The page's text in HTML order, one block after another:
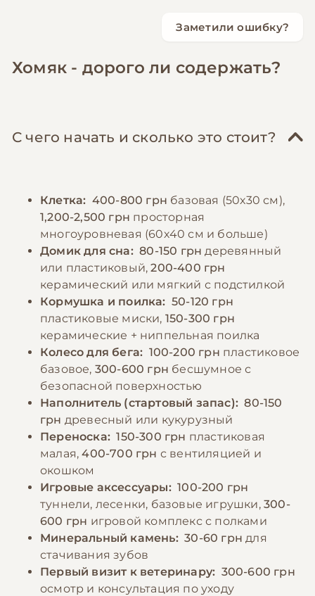
Заметили ошибку?
Хомяк - дорого ли содержать?
С чего начать и сколько это стоит?
Клетка: 400-800 грн базовая (50х30 см),
1,200-2,500 грн просторная
многоуровневая (60х40 см и больше)
Домик для сна: 80-150 грн деревянный
или пластиковый,200-400 грн
керамический или мягкий с подстилкой
Кормушка и поилка: 50-120 грн
пластиковые миски, 150-300 грн
керамические + ниппельная поилка
Колесо для бега: 100-200 грн пластиковое
базовое, 300-600 грн бесшумное с
безопасной поверхностью
Наполнитель (стартовый запас): 80-150
грн древесный или кукурузный
Переноска: 150-300 грн пластиковая
малая,400-700 грн с вентиляцией и
окошком
Игровые аксессуары: 100-200 грн
туннели, лесенки, базовые игрушки, 300-
600 грн игровой комплекс с полками
Минеральный камень: 30-60 грн для
стачивания зубов
Первый визит к ветеринару: 300-600 грн
осмотр и консультация по уходу